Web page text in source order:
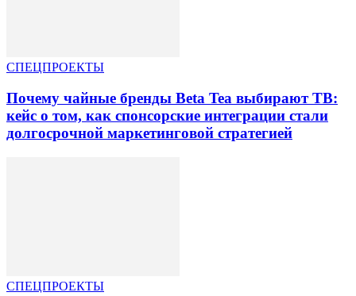
СПЕЦПРОЕКТЫ
Почему чайные бренды Beta Tea выбирают ТВ:
кейс о том, как спонсорские интеграции стали
долгосрочной маркетинговой стратегией
СПЕЦПРОЕКТЫ